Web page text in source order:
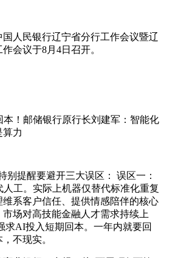
国人民银行辽宁省分行工作会议暨辽
会议于8月4日召开。
本！邮储银行原行长刘建军：智能化
算力
别提醒要避开三大误区： 误区一：
工。实际上机器仅替代标准化重复
维系客户信任、提供情感陪伴的核心
场对高技能金融人才需求持续上
求AI投入短期回本。一年内就要回
不现实。